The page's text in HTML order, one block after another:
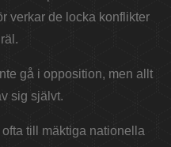
verkar de locka konflikter
gå i opposition, men allt
sig självt.
till mäktiga nationella